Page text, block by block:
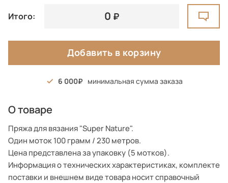
Итого: 0
Добавить в корзину
6 000 минимальная сумма заказа
О товаре
Пряжа для вязания "Super Nature".
Один моток 100 грамм / 230 метров.
Цена представлена за упаковку (5 мотков).
Информация о технических характеристиках, комплекте
поставки и внешнем виде товара носит справочный